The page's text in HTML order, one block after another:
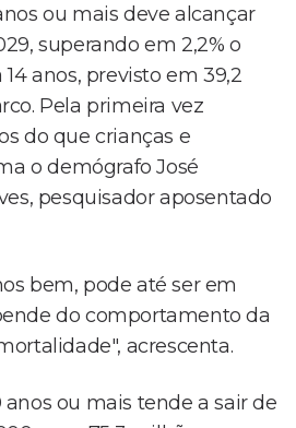
ou mais deve alcançar
superando em 2,2% o
anos, previsto em 39,2
Pela primeira vez
do que crianças e
o demógrafo José
pesquisador aposentado
bem, pode até ser em
do comportamento da
acrescenta.
ou mais tende a sair de